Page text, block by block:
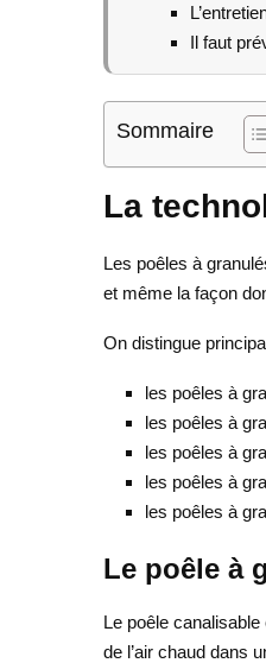
Il faut
Sommaire
La
Les poêles à
et même la façon
On distingue
les poêles à
les poêles à
les poêles à
les poêles à
les poêles à
Le poêle à
Le poêle
de l’air chaud dans